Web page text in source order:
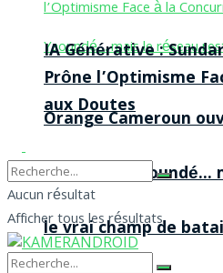
Orange Cameroun
agences à
le vrai champ de
IA Générative :
Prône l’Optimisme
aux Doutes
Aucun résultat
Afficher tous les résultats